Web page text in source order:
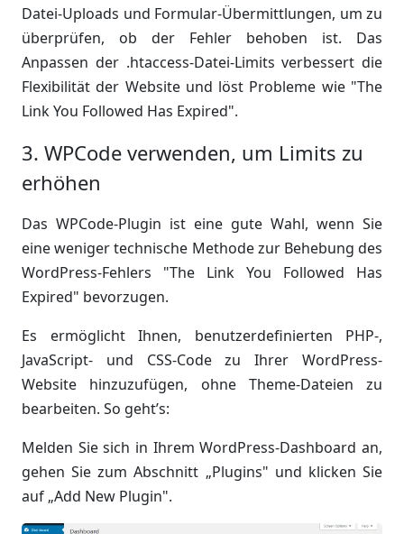
Datei-Uploads und Formular-Übermittlungen, um zu
überprüfen, ob der Fehler behoben ist. Das
Anpassen der .htaccess-Datei-Limits verbessert die
Flexibilität der Website und löst Probleme wie "The
Link You Followed Has Expired".
3. WPCode verwenden, um Limits zu
erhöhen
Das WPCode-Plugin ist eine gute Wahl, wenn Sie
eine weniger technische Methode zur Behebung des
WordPress-Fehlers "The Link You Followed Has
Expired" bevorzugen.
Es ermöglicht Ihnen, benutzerdefinierten PHP-,
JavaScript- und CSS-Code zu Ihrer WordPress-
Website hinzuzufügen, ohne Theme-Dateien zu
bearbeiten. So geht’s:
Melden Sie sich in Ihrem WordPress-Dashboard an,
gehen Sie zum Abschnitt „Plugins" und klicken Sie
auf „Add New Plugin".